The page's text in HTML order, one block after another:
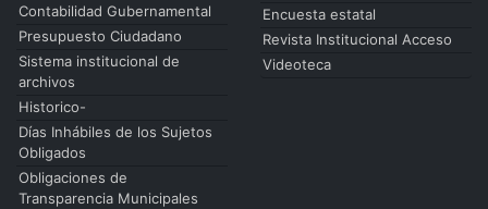
Contabilidad Gubernamental
Presupuesto Ciudadano
Sistema institucional de
archivos
Historico-
Días Inhábiles de los Sujetos
Obligados
Obligaciones de
Transparencia Municipales
Encuesta estatal
Revista Institucional Acceso
Videoteca